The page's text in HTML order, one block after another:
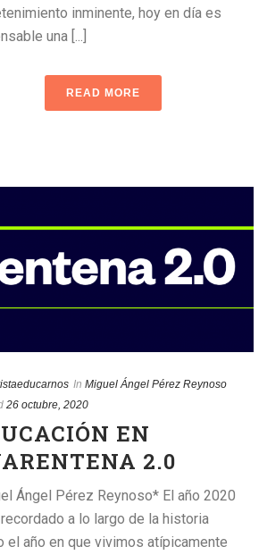
inminente, hoy en día es
una [...]
READ MORE
In Miguel Ángel Pérez Reynoso
26 octubre, 2020
EN
2.0
Ángel Pérez Reynoso* El año 2020
a lo largo de la historia
el año en que vivimos atípicamente